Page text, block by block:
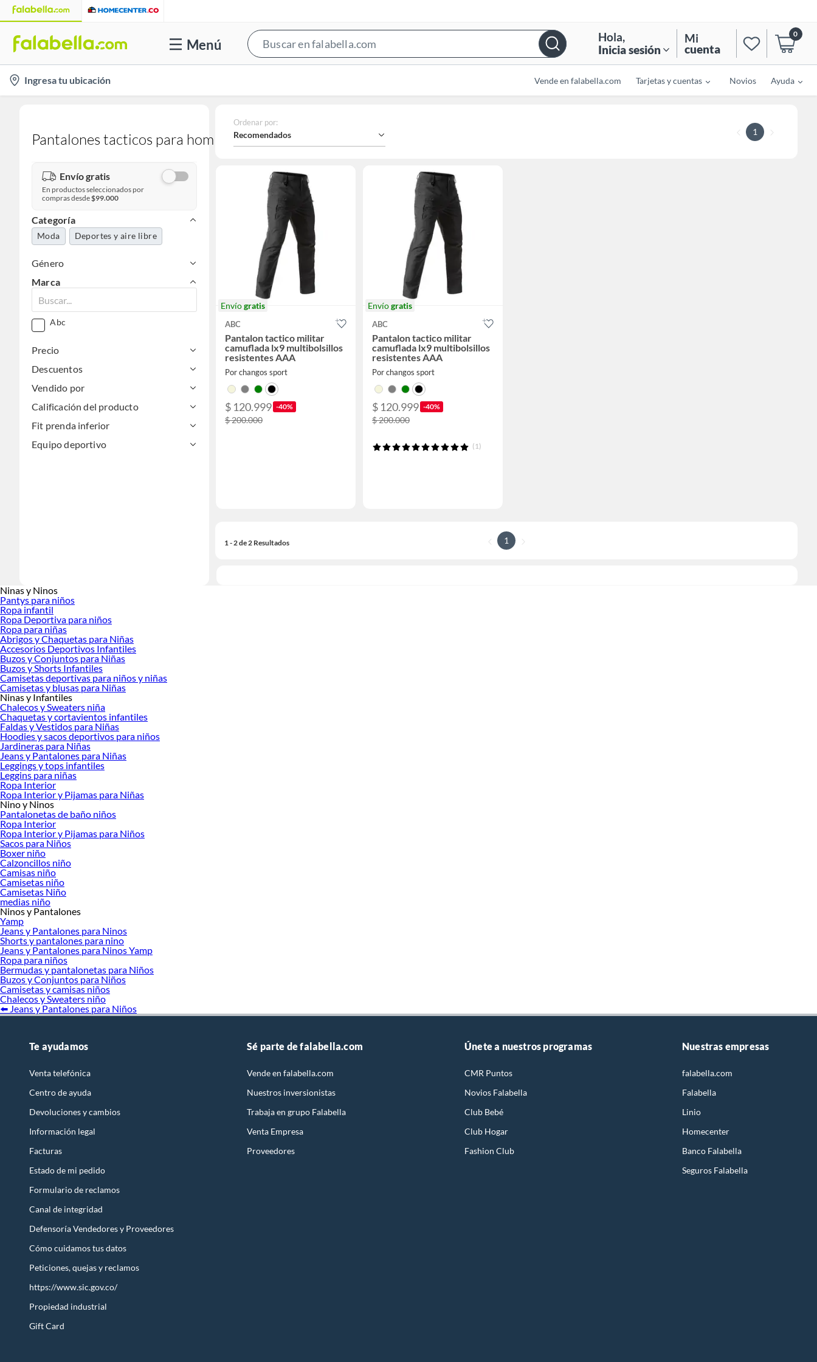
Menú
Bar
Hola,
Inicia sesión
Mi
cuenta
0
location-
icon
Ingresa tu ubicación Vende en falabella.com Tarjetas y cuentas Novios Ayuda
Pantalones tacticos para hombre
Envío gratis
En productos seleccionados por
compras desde$99.000
Categoría
Moda Deportes y aire libre
Género
Marca
Abc
Precio
Descuentos
Vendido por
Calificación del producto
Fit prenda inferior
Equipo deportivo
Ordenar por:
Recomendados 1
Envíogratis
ABC
Pantalon tactico militar
camuflada lx9 multibolsillos
resistentes AAA
Por changos sport
$ 120.999 -40%
$ 200.000
Envíogratis
ABC
Pantalon tactico militar
camuflada lx9 multibolsillos
resistentes AAA
Por changos sport
$ 120.999 -40%
$ 200.000
(1)
1 - 2 de 2 Resultados 1
Ninas y Ninos
Pantys para niños
Ropa infantil
Ropa Deportiva para niños
Ropa para niñas
Abrigos y Chaquetas para Niñas
Accesorios Deportivos Infantiles
Buzos y Conjuntos para Niñas
Buzos y Shorts Infantiles
Camisetas deportivas para niños y niñas
Camisetas y blusas para Niñas
Ninas y Infantiles
Chalecos y Sweaters niña
Chaquetas y cortavientos infantiles
Faldas y Vestidos para Niñas
Hoodies y sacos deportivos para niños
Jardineras para Niñas
Jeans y Pantalones para Niñas
Leggings y tops infantiles
Leggins para niñas
Ropa Interior
Ropa Interior y Pijamas para Niñas
Nino y Ninos
Pantalonetas de baño niños
Ropa Interior
Ropa Interior y Pijamas para Niños
Sacos para Niños
Boxer niño
Calzoncillos niño
Camisas niño
Camisetas niño
Camisetas Niño
medias niño
Ninos y Pantalones
Yamp
Jeans y Pantalones para Ninos
Shorts y pantalones para nino
Jeans y Pantalones para Ninos Yamp
Ropa para niños
Bermudas y pantalonetas para Niños
Buzos y Conjuntos para Niños
Camisetas y camisas niños
Chalecos y Sweaters niño
⬅️ Jeans y Pantalones para Niños
Te ayudamos
Venta telefónica
Centro de ayuda
Devoluciones y cambios
Información legal
Facturas
Estado de mi pedido
Formulario de reclamos
Canal de integridad
Defensoría Vendedores y Proveedores
Cómo cuidamos tus datos
Peticiones, quejas y reclamos
https://www.sic.gov.co/
Propiedad industrial
Gift Card
Sé parte de falabella.com
Vende en falabella.com
Nuestros inversionistas
Trabaja en grupo Falabella
Venta Empresa
Proveedores
Únete a nuestros programas
CMR Puntos
Novios Falabella
Club Bebé
Club Hogar
Fashion Club
Nuestras empresas
falabella.com
Falabella
Linio
Homecenter
Banco Falabella
Seguros Falabella